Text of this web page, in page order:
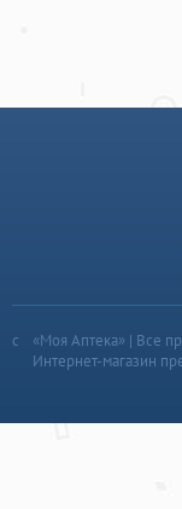
«Моя Аптека» | Все
Интернет-магазин